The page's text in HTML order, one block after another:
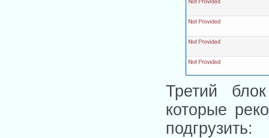
Третий
которые
подгрузить: